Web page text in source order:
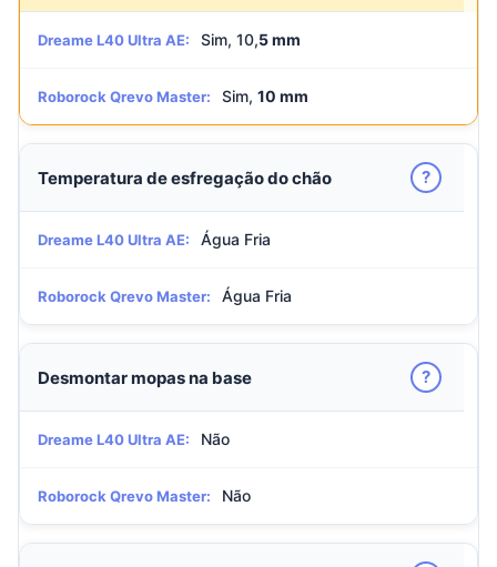
Dreame L40 Ultra AE: Sim, 10,5 mm
Roborock Qrevo Master: Sim, 10 mm
Temperatura de esfregação do chão ?
Dreame L40 Ultra AE: Água Fria
Roborock Qrevo Master: Água Fria
Desmontar mopas na base ?
Dreame L40 Ultra AE: Não
Roborock Qrevo Master: Não